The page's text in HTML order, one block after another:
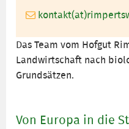
Das Team vom Hofgut
Landwirtschaft nach
Grundsätzen.
Von Europa in die